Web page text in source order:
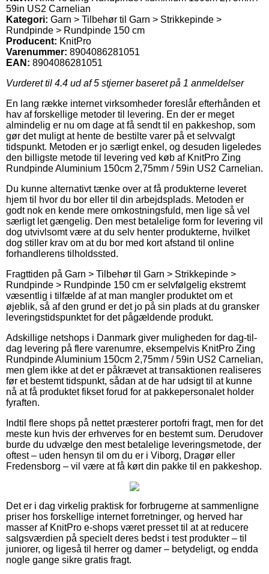
59in US2 Carnelian
Kategori: Garn > Tilbehør til Garn > Strikkepinde >
Rundpinde > Rundpinde 150 cm
Producent: KnitPro
Varenummer: 8904086281051
EAN: 8904086281051
Vurderet til 4.4 ud af 5 stjerner baseret på 1 anmeldelser
En lang række internet virksomheder foreslår efterhånden et
hav af forskellige metoder til levering. En der er meget
almindelig er nu om dage at få sendt til en pakkeshop, som
gør det muligt at hente de bestilte varer på et selvvalgt
tidspunkt. Metoden er jo særligt enkel, og desuden ligeledes
den billigste metode til levering ved køb af KnitPro Zing
Rundpinde Aluminium 150cm 2,75mm / 59in US2 Carnelian.
Du kunne alternativt tænke over at få produkterne leveret
hjem til hvor du bor eller til din arbejdsplads. Metoden er
godt nok en kende mere omkostningsfuld, men lige så vel
særligt let gængelig. Den mest betalelige form for levering vil
dog utvivlsomt være at du selv henter produkterne, hvilket
dog stiller krav om at du bor med kort afstand til online
forhandlerens tilholdssted.
Fragttiden på Garn > Tilbehør til Garn > Strikkepinde >
Rundpinde > Rundpinde 150 cm er selvfølgelig ekstremt
væsentlig i tilfælde af at man mangler produktet om et
øjeblik, så af den grund er det jo på sin plads at du gransker
leveringstidspunktet for det pågældende produkt.
Adskillige netshops i Danmark giver muligheden for dag-til-
dag levering på flere varenumre, eksempelvis KnitPro Zing
Rundpinde Aluminium 150cm 2,75mm / 59in US2 Carnelian,
men glem ikke at det er påkrævet at transaktionen realiseres
før et bestemt tidspunkt, sådan at de har udsigt til at kunne
nå at få produktet fikset forud for at pakkepersonalet holder
fyraften.
Indtil flere shops på nettet præsterer portofri fragt, men for det
meste kun hvis der erhverves for en bestemt sum. Derudover
burde du udvælge den mest betalelige leveringsmetode, der
oftest – uden hensyn til om du er i Viborg, Dragør eller
Fredensborg – vil være at få kørt din pakke til en pakkeshop.
Det er i dag virkelig praktisk for forbrugerne at sammenligne
priser hos forskellige internet forretninger, og herved har
masser af KnitPro e-shops været presset til at at reducere
salgsværdien på specielt deres bedst i test produkter – til
juniorer, og ligeså til herrer og damer – betydeligt, og endda
nogle gange sikre gratis fragt.